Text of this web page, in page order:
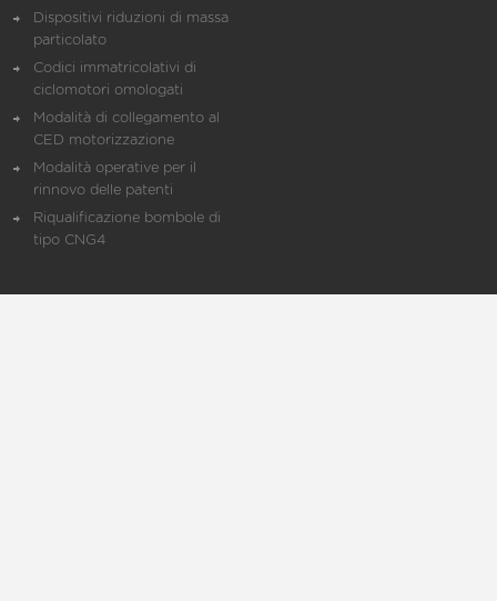
Dispositivi riduzioni di massa
particolato
Codici immatricolativi di
ciclomotori omologati
Modalità di collegamento al
CED motorizzazione
Modalità operative per il
rinnovo delle patenti
Riqualificazione bombole di
tipo CNG4